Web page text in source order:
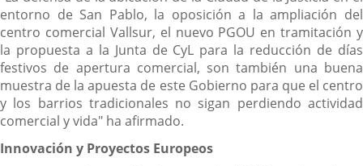
entorno de San Pablo, la oposición a la ampliación del
centro comercial Vallsur, el nuevo PGOU en tramitación y
la propuesta a la Junta de CyL para la reducción de días
festivos de apertura comercial, son también una buena
muestra de la apuesta de este Gobierno para que el centro
y los barrios tradicionales no sigan perdiendo actividad
comercial y vida" ha afirmado.
Innovación y Proyectos Europeos